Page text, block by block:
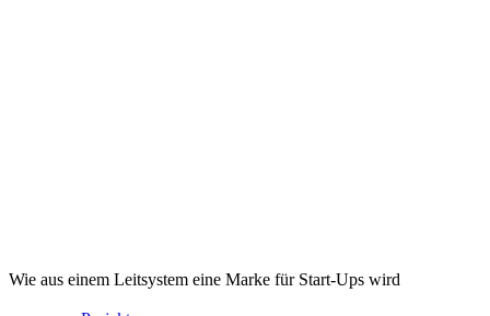
Wie aus einem Leitsystem eine Marke für Start-Ups wird